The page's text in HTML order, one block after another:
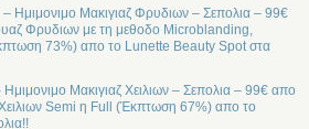
Ημιμονιμο Μακιγιαζ Φρυδιων – Σεπολια – 99€
Φρυδιων με τη μεθοδο Microblanding,
73%) απο το Lunette Beauty Spot στα
Ημιμονιμο Μακιγιαζ Χειλιων – Σεπολια – 99€ απο
Semi η Full (Έκπτωση 67%) απο το